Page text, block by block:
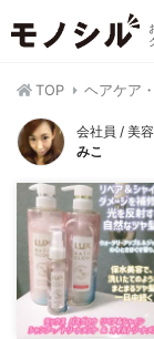
TOP ヘアケア
会社員 / 美
みこ